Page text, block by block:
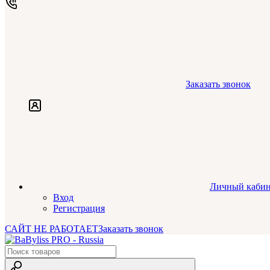
Заказать звонок
Личный
Вход
Регистрация
САЙТ НЕ РАБОТАЕТЗаказать звонок